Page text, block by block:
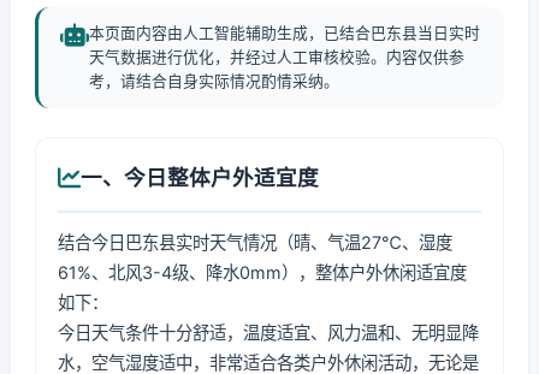
本页面内容由人工智能辅助生成，已结合巴东县当日实时
天气数据进行优化，并经过人工审核校验。内容仅供参
考，请结合自身实际情况酌情采纳。
一、今日整体户外适宜度
结合今日巴东县实时天气情况（晴、气温27℃、湿度
61%、北风3-4级、降水0mm），整体户外休闲适宜度
如下：
今日天气条件十分舒适，温度适宜、风力温和、无明显降
水，空气湿度适中，非常适合各类户外休闲活动，无论是